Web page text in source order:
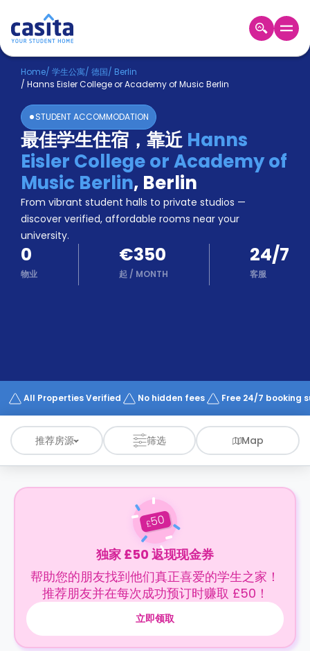
Home ZH EUR
登
入
Booking
Accommodation
About
us
Blog
Refer
And
Earn
Become
A
Partner
Help
Works
Home/ 学生公寓/ 德国/ Berlin
/ Hanns Eisler College or Academy of Music Berlin
STUDENT ACCOMMODATION
最佳学生住宿，靠近Hanns
Eisler College or Academy of
Music Berlin, Berlin
From vibrant student halls to private studios —
discover verified, affordable rooms near your
university.
0
物业
€350
起 / MONTH
24/7
客服
All Properties Verified No hidden fees Free 24/7 booking
推荐房源 筛选 Map
£50
独家 £50 返现现金券
帮助您的朋友找到他们真正喜爱的学生之家！
推荐朋友并在每次成功预订时赚取 £50！
立即领取